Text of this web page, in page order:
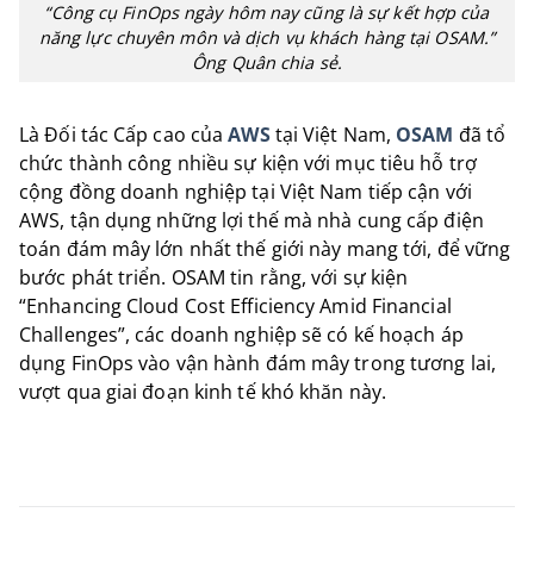
“Công cụ FinOps ngày hôm nay cũng là sự kết hợp của
năng lực chuyên môn và dịch vụ khách hàng tại OSAM.”
Ông Quân chia sẻ.
Là Đối tác Cấp cao củaAWStại Việt Nam, OSAM đã tổ
chức thành công nhiều sự kiện với mục tiêu hỗ trợ
cộng đồng doanh nghiệp tại Việt Nam tiếp cận với
AWS, tận dụng những lợi thế mà nhà cung cấp điện
toán đám mây lớn nhất thế giới này mang tới, để vững
bước phát triển. OSAM tin rằng, với sự kiện
“Enhancing Cloud Cost Efficiency Amid Financial
Challenges”, các doanh nghiệp sẽ có kế hoạch áp
dụng FinOps vào vận hành đám mây trong tương lai,
vượt qua giai đoạn kinh tế khó khăn này.